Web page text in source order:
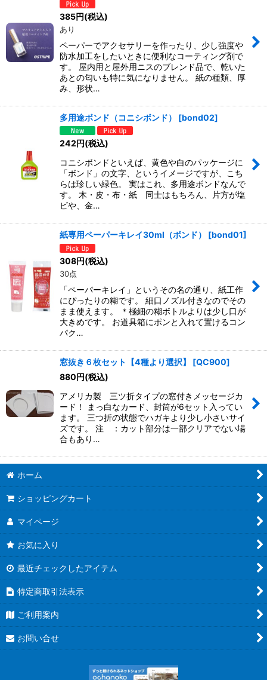
385円(税込)
あり
ペーパーでアクセサリーを作ったり、少し強度や
防水加工をしたいときに便利なコーティング剤で
す。 屋内用と屋外用ニスのブレンド品で、乾いた
あとの匂いも特に気になりません。 紙の種類、厚
み、形状…
多用途ボンド（コニシボンド） [bond02]
242円(税込)
コニシボンドといえば、黄色や白のパッケージに
「ボンド」の文字、というイメージですが、こち
らは珍しい緑色。 実はこれ、多用途ボンドなんで
す。 木・皮・布・紙 同士はもちろん、片方が塩
ビや、金…
紙専用ペーパーキレイ30ml（ボンド） [bond01]
308円(税込)
30点
「ペーパーキレイ」というその名の通り、紙工作
にぴったりの糊です。 細口ノズル付きなのでその
まま使えます。 ＊極細の糊ボトルよりは少し口が
大きめです。 お道具箱にポンと入れて置けるコン
パク…
窓抜き６枚セット【4種より選択】 [QC900]
880円(税込)
アメリカ製 三ツ折タイプの窓付きメッセージカ
ード！ まっ白なカード、封筒が6セット入ってい
ます。 三つ折の状態でハガキより少し小さいサイ
ズです。 注 ：カット部分は一部クリアでない場
合もあり…
ホーム
ショッピングカート
マイページ
お気に入り
最近チェックしたアイテム
特定商取引法表示
ご利用案内
お問い合せ